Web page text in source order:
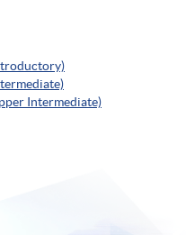
Intermediate)